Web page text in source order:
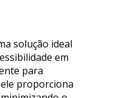
solução ideal
em
para
proporciona